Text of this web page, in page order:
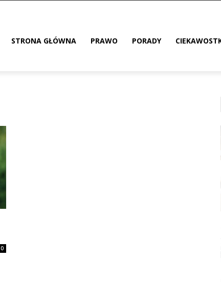
STRONA GŁÓWNA PRAWO PORADY
0